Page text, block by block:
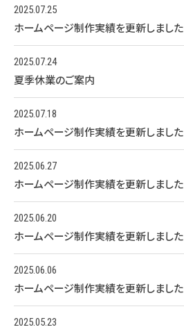
2025.07.25
ホームページ制作実績を更新しました
2025.07.24
夏季休業のご案内
2025.07.18
ホームページ制作実績を更新しました
2025.06.27
ホームページ制作実績を更新しました
2025.06.20
ホームページ制作実績を更新しました
2025.06.06
ホームページ制作実績を更新しました
2025.05.23